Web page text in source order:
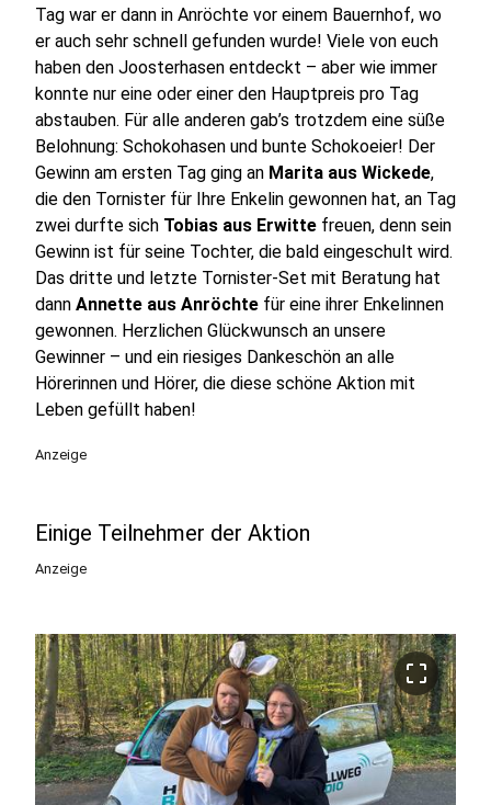
Tag war er dann in Anröchte vor einem Bauernhof, wo
er auch sehr schnell gefunden wurde! Viele von euch
haben den Joosterhasen entdeckt – aber wie immer
konnte nur eine oder einer den Hauptpreis pro Tag
abstauben. Für alle anderen gab’s trotzdem eine süße
Belohnung: Schokohasen und bunte Schokoeier! Der
Gewinn am ersten Tag ging an Marita aus Wickede,
die den Tornister für Ihre Enkelin gewonnen hat, an Tag
zwei durfte sich Tobias aus Erwitte freuen, denn sein
Gewinn ist für seine Tochter, die bald eingeschult wird.
Das dritte und letzte Tornister-Set mit Beratung hat
dann Annette aus Anröchte für eine ihrer Enkelinnen
gewonnen. Herzlichen Glückwunsch an unsere
Gewinner – und ein riesiges Dankeschön an alle
Hörerinnen und Hörer, die diese schöne Aktion mit
Leben gefüllt haben!
Anzeige
Einige Teilnehmer der Aktion
Anzeige
crop_free